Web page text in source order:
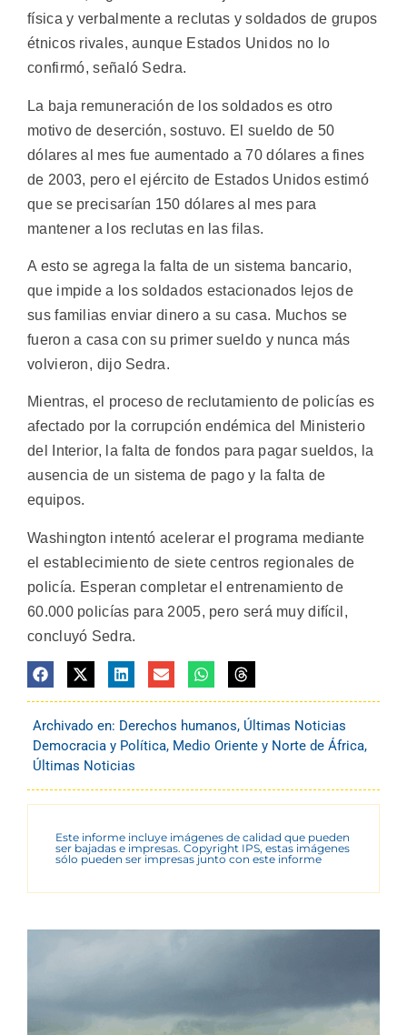
física y verbalmente a reclutas y soldados de grupos
étnicos rivales, aunque Estados Unidos no lo
confirmó, señaló Sedra.
La baja remuneración de los soldados es otro
motivo de deserción, sostuvo. El sueldo de 50
dólares al mes fue aumentado a 70 dólares a fines
de 2003, pero el ejército de Estados Unidos estimó
que se precisarían 150 dólares al mes para
mantener a los reclutas en las filas.
A esto se agrega la falta de un sistema bancario,
que impide a los soldados estacionados lejos de
sus familias enviar dinero a su casa. Muchos se
fueron a casa con su primer sueldo y nunca más
volvieron, dijo Sedra.
Mientras, el proceso de reclutamiento de policías es
afectado por la corrupción endémica del Ministerio
del Interior, la falta de fondos para pagar sueldos, la
ausencia de un sistema de pago y la falta de
equipos.
Washington intentó acelerar el programa mediante
el establecimiento de siete centros regionales de
policía. Esperan completar el entrenamiento de
60.000 policías para 2005, pero será muy difícil,
concluyó Sedra.
Archivado en: Derechos humanos, Últimas Noticias
Democracia y Política, Medio Oriente y Norte de África,
Últimas Noticias
Este informe incluye imágenes de calidad que pueden
ser bajadas e impresas. Copyright IPS, estas imágenes
sólo pueden ser impresas junto con este informe